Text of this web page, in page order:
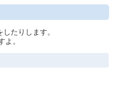
たりします。
。